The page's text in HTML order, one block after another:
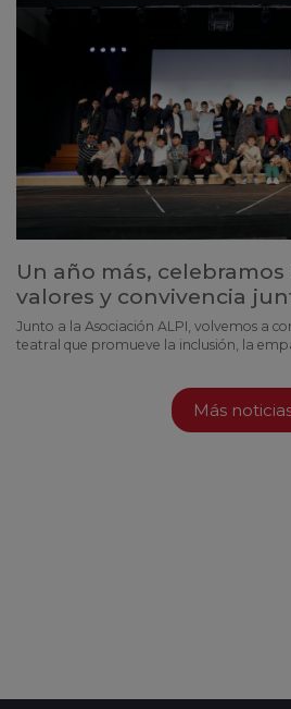
Un año más,
valores y convivencia
Junto a la Asociación ALPI, volvemos a
teatral que promueve la inclusión, la
Más